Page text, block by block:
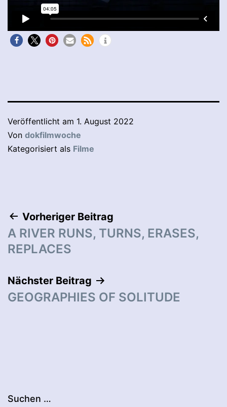
Veröffentlicht am 1. August 2022
Von dokfilmwoche
Kategorisiert als Filme
Beitragsnavigation
Vorheriger Beitrag
A RIVER RUNS, TURNS, ERASES,
REPLACES
Nächster Beitrag
GEOGRAPHIES OF SOLITUDE
Suchen …